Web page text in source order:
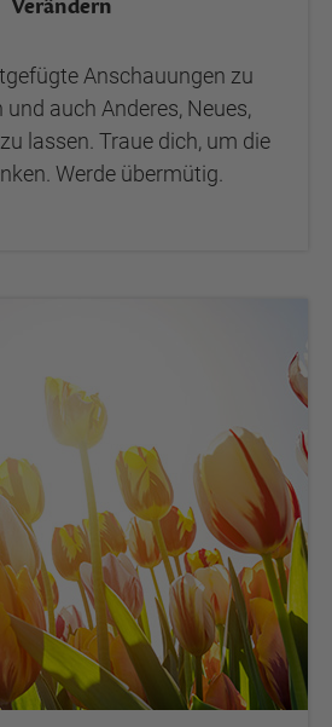
Verändern
Anschauungen zu
auch Anderes, Neues,
lassen. Traue dich, um die
Werde übermütig.